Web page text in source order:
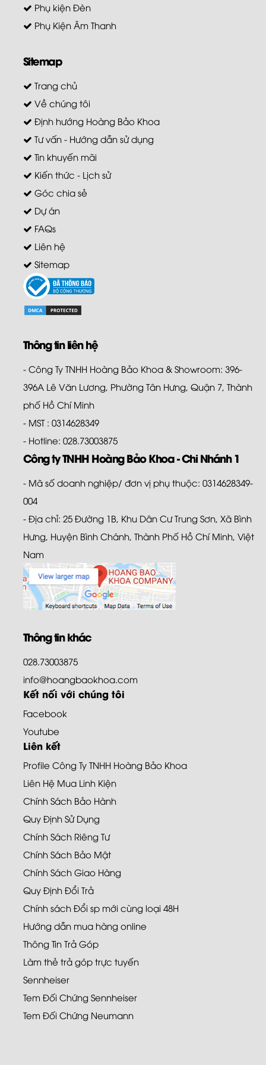
Phụ kiện Đèn
Phụ Kiện Âm Thanh
Sitemap
Trang chủ
Về chúng tôi
Định hướng Hoàng Bảo Khoa
Tư vấn - Hướng dẫn sử dụng
Tin khuyến mãi
Kiến thức - Lịch sử
Góc chia sẻ
Dự án
FAQs
Liên hệ
Sitemap
Thông tin liên hệ
- Công Ty TNHH Hoàng Bảo Khoa & Showroom: 396-
396A Lê Văn Lương, Phường Tân Hưng, Quận 7, Thành
phố Hồ Chí Minh
- MST : 0314628349
- Hotline: 028.73003875
Công ty TNHH Hoàng Bảo Khoa - Chi Nhánh 1
- Mã số doanh nghiệp/ đơn vị phụ thuộc: 0314628349-
004
- Địa chỉ: 25 Đường 1B, Khu Dân Cư Trung Sơn, Xã Bình
Hưng, Huyện Bình Chánh, Thành Phố Hồ Chí Minh, Việt
Nam
Thông tin khác
028.73003875
info@hoangbaokhoa.com
Kết nối với chúng tôi
Facebook
Youtube
Liên kết
Profile Công Ty TNHH Hoàng Bảo Khoa
Liên Hệ Mua Linh Kiện
Chính Sách Bảo Hành
Quy Định Sử Dụng
Chính Sách Riêng Tư
Chính Sách Bảo Mật
Chính Sách Giao Hàng
Quy Định Đổi Trả
Chính sách Đổi sp mới cùng loại 48H
Hướng dẫn mua hàng online
Thông Tin Trả Góp
Làm thẻ trả góp trực tuyến
Sennheiser
Tem Đối Chứng Sennheiser
Tem Đối Chứng Neumann